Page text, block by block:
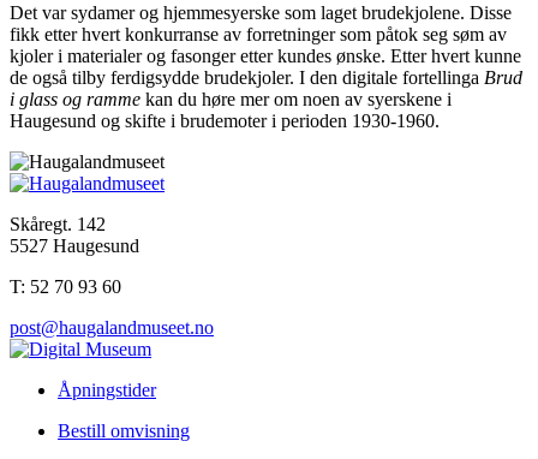
Det var sydamer og hjemmesyerske som laget brudekjolene. Disse
fikk etter hvert konkurranse av forretninger som påtok seg søm av
kjoler i materialer og fasonger etter kundes ønske. Etter hvert kunne
de også tilby ferdigsydde brudekjoler. I den digitale fortellinga Brud
i glass og ramme kan du høre mer om noen av syerskene i
Haugesund og skifte i brudemoter i perioden 1930-1960.
Skåregt. 142
5527 Haugesund
T: 52 70 93 60
post@haugalandmuseet.no
Åpningstider
Bestill omvisning